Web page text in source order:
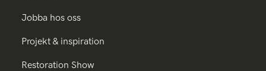
Jobba hos oss
Projekt & inspiration
Restoration Show